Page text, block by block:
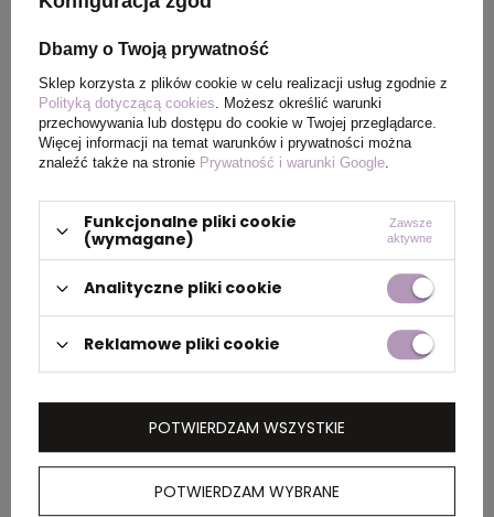
Kolor
PAKOWANIE
kartonu
zewnętrznego
40 x 58 x 29 cm
Waga
kartonu
zewnętrznego
15 kg
Męska koszulka polo Calgary z krótkim
Dbamy o Twoją prywatność
Sklep korzysta z plików cookie w celu realizacji usług zgodnie z
Polityką dotyczącą cookies. Możesz określić warunki
przechowywania lub dostępu do cookie w Twojej przeglądarce.
Więcej informacji na temat warunków i prywatności można
znaleźć także na stronie Prywatność i warunki Google.
Funkcjonalne pliki cookie
(wymagane)
Zawsze
aktywne
Analityczne pliki cookie
Reklamowe pliki cookie
POTWIERDZAM WYBRANE
POTWIERDZAM WSZYSTKIE